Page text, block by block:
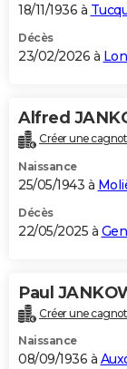
18/11/1936 à
Décès
23/02/2026 à
Alfred
Créer une
Naissance
25/05/1943 à
Décès
22/05/2025 à
Paul
Créer une
Naissance
08/09/1936 à